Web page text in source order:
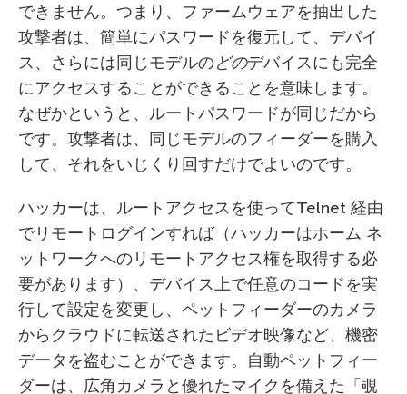
できません。つまり、ファームウェアを抽出した
攻撃者は、簡単にパスワードを復元して、デバイ
ス、さらには同じモデルのどのデバイスにも完全
にアクセスすることができることを意味します。
なぜかというと、ルートパスワードが同じだから
です。攻撃者は、同じモデルのフィーダーを購入
して、それをいじくり回すだけでよいのです。
ハッカーは、ルートアクセスを使ってTelnet 経由
でリモートログインすれば（ハッカーはホーム ネ
ットワークへのリモートアクセス権を取得する必
要があります）、デバイス上で任意のコードを実
行して設定を変更し、ペットフィーダーのカメラ
からクラウドに転送されたビデオ映像など、機密
データを盗むことができます。自動ペットフィー
ダーは、広角カメラと優れたマイクを備えた「覗